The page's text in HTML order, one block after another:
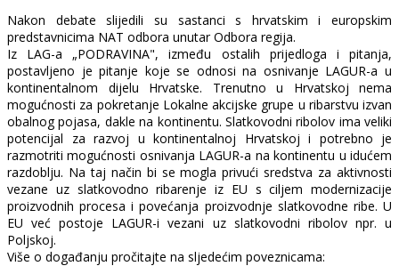
Nakon debate slijedili su sastanci s hrvatskim i europskim
predstavnicima NAT odbora unutar Odbora regija.
Iz LAG-a „PODRAVINA", između ostalih prijedloga i pitanja,
postavljeno je pitanje koje se odnosi na osnivanje LAGUR-a u
kontinentalnom dijelu Hrvatske. Trenutno u Hrvatskoj nema
mogućnosti za pokretanje Lokalne akcijske grupe u ribarstvu izvan
obalnog pojasa, dakle na kontinentu. Slatkovodni ribolov ima veliki
potencijal za razvoj u kontinentalnoj Hrvatskoj i potrebno je
razmotriti mogućnosti osnivanja LAGUR-a na kontinentu u idućem
razdoblju. Na taj način bi se mogla privući sredstva za aktivnosti
vezane uz slatkovodno ribarenje iz EU s ciljem modernizacije
proizvodnih procesa i povećanja proizvodnje slatkovodne ribe. U
EU već postoje LAGUR-i vezani uz slatkovodni ribolov npr. u
Poljskoj.
Više o događanju pročitajte na sljedećim poveznicama: